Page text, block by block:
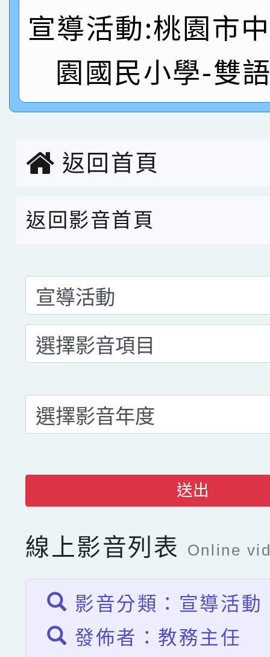
創客第三名。
賽 洪綺君教師榮獲社
名
賀！本校阿巴斯O蜜、
倩參加桃園市科展 國
名 指導老師王老師、
園市英語競賽國小朗
指導老師林老師
賀！本校參加桃園市中
賽 劉文瑛教師榮獲教
臺灣台語-第二名
賀！本校參與2026世
市賽榮獲科學小創客佳
宣導活動:桃園市
園國民小學-雙
返回首頁
返回影音首頁
送出
線上影音列表 Online
影音分類：宣導活動
發佈者：教務主任